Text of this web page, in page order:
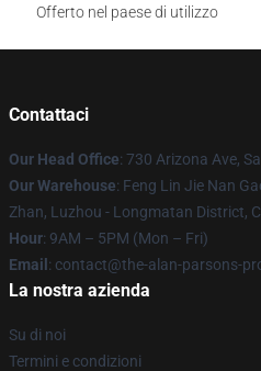
Offerto nel paese di utilizzo
Contattaci
Our Head Office: 730 Arizona Ave,
Our Warehouse: Feng Lin Jie Nan
Zhan, Luzhou - Longmatan District,
Hour: 9AM – 5PM (Mon – Fri)
Email : contact@the-alan-parsons-
La nostra azienda
Su di noi
Termini e condizioni